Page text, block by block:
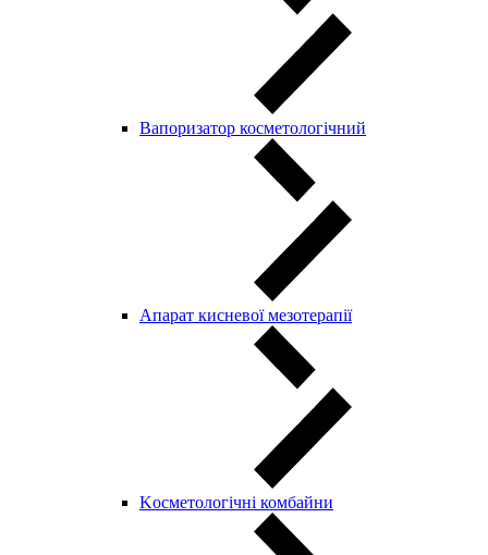
Вапоризатор косметологічний
Апарат кисневої мезотерапії
Kосметологічні комбайни